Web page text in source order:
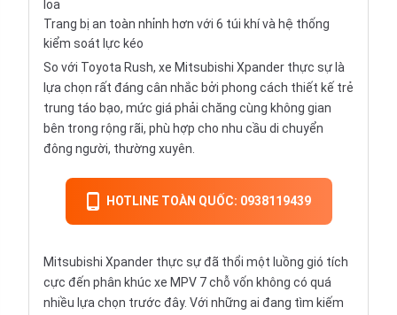
loa
Trang bị an toàn nhỉnh hơn với 6 túi khí và hệ thống
kiểm soát lực kéo
So với Toyota Rush, xe Mitsubishi Xpander thực sự là
lựa chọn rất đáng cân nhắc bởi phong cách thiết kế trẻ
trung táo bạo, mức giá phải chăng cùng không gian
bên trong rộng rãi, phù hợp cho nhu cầu di chuyển
đông người, thường xuyên.
HOTLINE TOÀN QUỐC: 0938119439
Mitsubishi Xpander thực sự đã thổi một luồng gió tích
cực đến phân khúc xe MPV 7 chỗ vốn không có quá
nhiều lựa chọn trước đây. Với những ai đang tìm kiếm